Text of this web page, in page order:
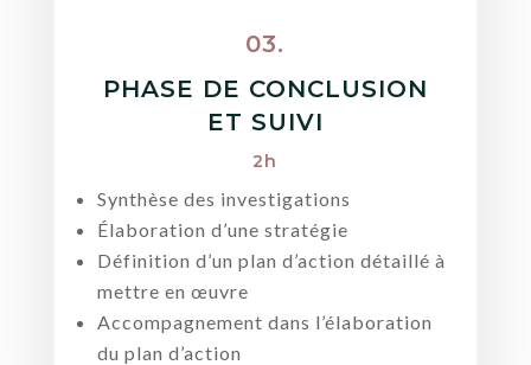
03.
PHASE DE CONCLUSION
ET SUIVI
2h
Synthèse des investigations
Élaboration d’une stratégie
Définition d’un plan d’action détaillé à
mettre en œuvre
Accompagnement dans l’élaboration
du plan d’action